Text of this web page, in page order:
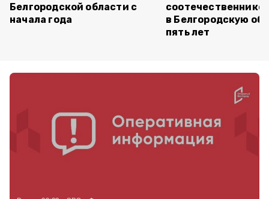
Белгородской области с
начала года
в Белгородскую
пять лет